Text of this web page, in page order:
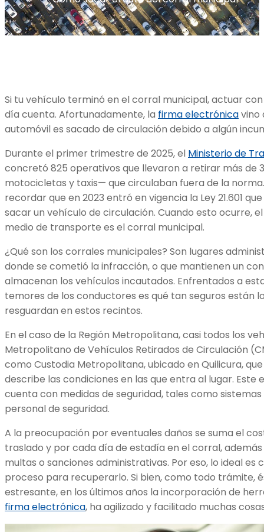
Si tu vehículo terminó en el corral municipal, actuar
día cuenta. Afortunadamente, la firma electrónicavino
automóvil es sacado de circulación debido a algún
Durante el primer trimestre de 2025, el Ministerio de
concretó 825 operativos que llevaron a retirar más de
motocicletas y taxis— que circulaban fuera de la
recordar que en 2023 entró en vigencia la Ley 21.601
sacar un vehículo de circulación. Cuando esto ocurre,
medio de transporte es el corral municipal.
¿Qué son los corrales municipales? Son lugares
donde se cometió la infracción, o que mantienen un
almacenan los vehículos incautados. Enfrentados a
temores de los conductores es qué tan seguros están
resguardan en estos recintos.
En el caso de la Región Metropolitana, casi todos los
Metropolitano de Vehículos Retirados de Circulación
como Custodia Metropolitana, ubicado en Quilicura,
describe las condiciones en las que entra al lugar.
cuenta con medidas de seguridad, tales como
personal de seguridad.
A la preocupación por eventuales daños se suma el
traslado y por cada día de estadía en el corral,
multas o sanciones administrativas. Por eso, lo ideal
proceso para recuperarlo. Si bien, como todo trámite,
estresante, en los últimos años la incorporación de
firma electrónica, ha agilizado y facilitado muchas